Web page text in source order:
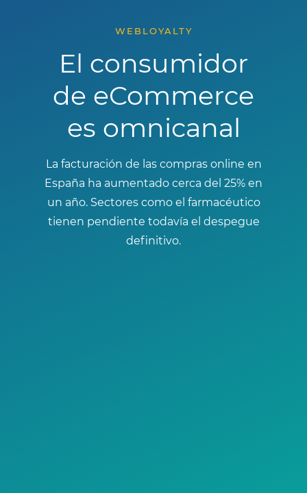
WEBLOYALTY
El consumidor
de eCommerce
es omnicanal
La facturación de las compras online en
España ha aumentado cerca del 25% en
un año. Sectores como el farmacéutico
tienen pendiente todavía el despegue
definitivo.